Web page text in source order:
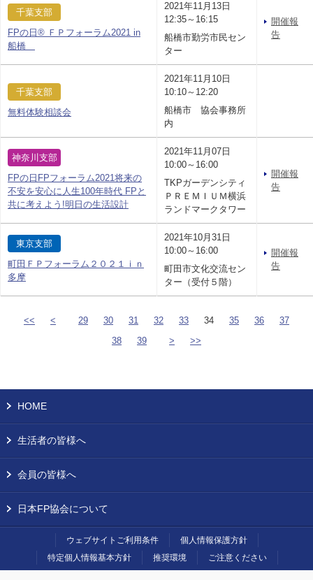
千葉支部
FPの日® ＦＰフォーラム2021 in
船橋
2021年11月13日
12:35～16:15
船橋市勤労市民セン
ター
開催報
告
千葉支部
無料体験相談会
2021年11月10日
10:10～12:20
船橋市 協会事務所
内
神奈川支部
FPの日FPフォーラム2021将来の
不安を安心に人生100年時代 FPと
共に考えよう!明日の生活設計
2021年11月07日
10:00～16:00
TKPガーデンシティ
ＰＲＥＭＩＵＭ横浜
ランドマークタワー
開催報
告
東京支部
町田ＦＰフォーラム２０２１ｉｎ
多摩
2021年10月31日
10:00～16:00
町田市文化交流セン
ター（受付５階）
開催報
告
<< < 29 30 31 32 33 34 35 36
37
38
39 > >>
HOME
生活者の皆様へ
会員の皆様へ
日本FP協会について
ウェブサイトご利用条件
個人情報保護方針
特定個人情報基本方針
推奨環境 ご注意ください